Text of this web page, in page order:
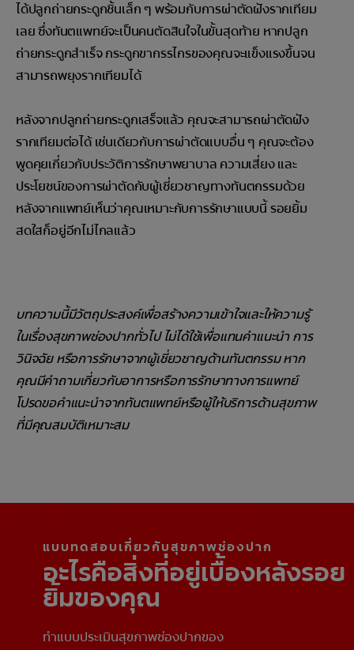
ได้ปลูกถ่ายกระดูกชิ้นเล็ก ๆ พร้อมกับการผ่าตัดฝังรากเทียม
เลย ซึ่งทันตแพทย์จะเป็นคนตัดสินใจในขั้นสุดท้าย หากปลูก
ถ่ายกระดูกสำเร็จ กระดูกขากรรไกรของคุณจะแข็งแรงขึ้นจน
สามารถพยุงรากเทียมได้
หลังจากปลูกถ่ายกระดูกเสร็จแล้ว คุณจะสามารถผ่าตัดฝัง
รากเทียมต่อได้ เช่นเดียวกับการผ่าตัดแบบอื่น ๆ คุณจะต้อง
พูดคุยเกี่ยวกับประวัติการรักษาพยาบาล ความเสี่ยง และ
ประโยชน์ของการผ่าตัดกับผู้เชี่ยวชาญทางทันตกรรมด้วย
หลังจากแพทย์เห็นว่าคุณเหมาะกับการรักษาแบบนี้ รอยยิ้ม
สดใสก็อยู่อีกไม่ไกลแล้ว
บทความนี้มีวัตถุประสงค์เพื่อสร้างความเข้าใจและให้ความรู้
ในเรื่องสุขภาพช่องปากทั่วไป ไม่ได้ใช้เพื่อแทนคำแนะนำ การ
วินิจฉัย หรือการรักษาจากผู้เชี่ยวชาญด้านทันตกรรม หาก
คุณมีคำถามเกี่ยวกับอาการหรือการรักษาทางการแพทย์
โปรดขอคำแนะนำจากทันตแพทย์หรือผู้ให้บริการด้านสุขภาพ
ที่มีคุณสมบัติเหมาะสม
แบบทดสอบเกี่ยวกับสุขภาพช่องปาก
อะไรคือสิ่งที่อยู่เบื้องหลังรอย
ยิ้มของคุณ
ทำแบบประเมินสุขภาพช่องปากของ